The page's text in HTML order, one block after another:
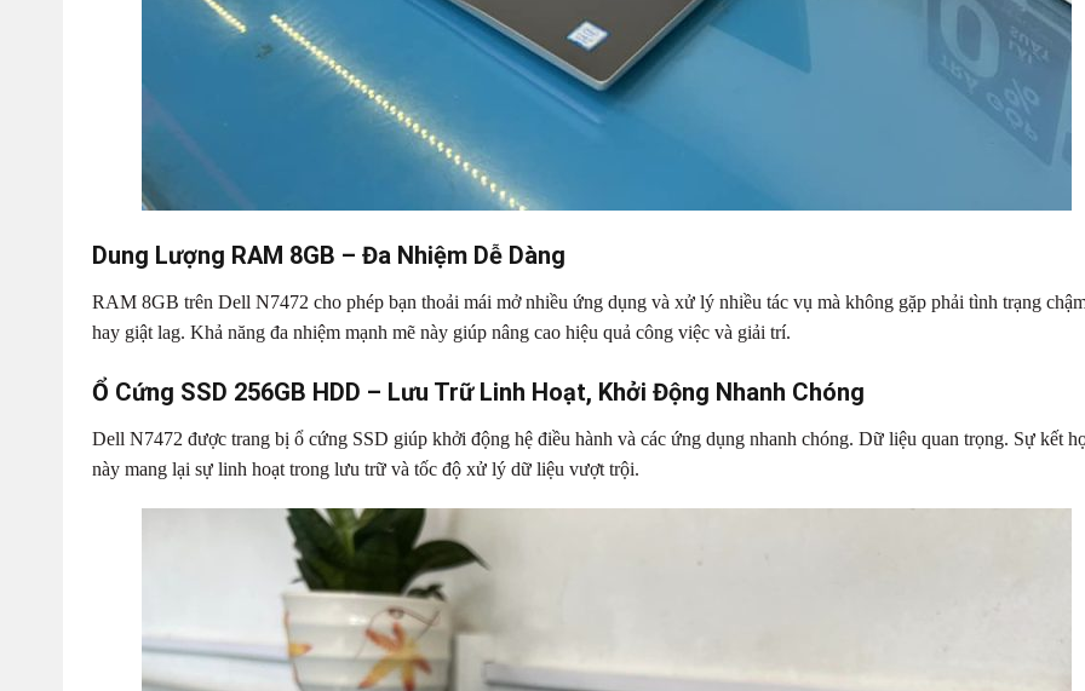
Dung Lượng RAM 8GB – Đa Nhiệm Dễ Dàng
RAM 8GB trên Dell N7472 cho phép bạn thoải mái mở nhiều ứng dụng và xử lý nhiều tác vụ mà không gặp phải tình trạng
hay giật lag. Khả năng đa nhiệm mạnh mẽ này giúp nâng cao hiệu quả công việc và giải trí.
Ổ Cứng SSD 256GB HDD – Lưu Trữ Linh Hoạt, Khởi Động Nhanh Chóng
Dell N7472 được trang bị ổ cứng SSD giúp khởi động hệ điều hành và các ứng dụng nhanh chóng. Dữ liệu quan trọng. Sự kết
này mang lại sự linh hoạt trong lưu trữ và tốc độ xử lý dữ liệu vượt trội.